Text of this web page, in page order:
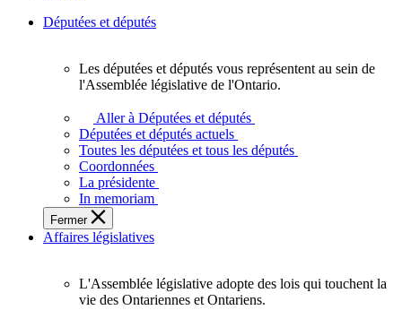
Députées et députés
députés
vous
représentent
sein
de
l'Assemblée
législative
l'Ontario.
Les députées et députés vous représentent au sein de
l'Assemblée législative de l'Ontario.
Aller à Députées et députés
Députées et députés actuels
Toutes les députées et tous les députés
Coordonnées
La présidente
In memoriam
Fermer
Affaires législatives
L'Assemblée
L'Assemblée législative adopte des lois qui touchent la
vie des Ontariennes et Ontariens.